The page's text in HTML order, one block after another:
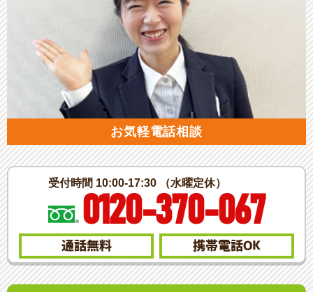
お気軽電話相談
受付時間 10:00-17:30 （水曜定休）
0120-370-067
通話無料 携帯電話OK